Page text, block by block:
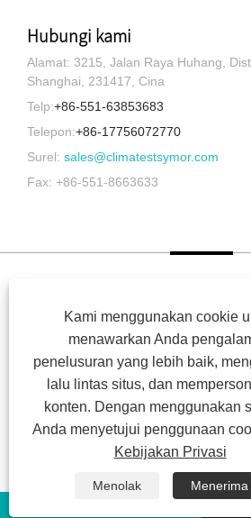
Hubungi kami
Alamat: 3215, Jalan Raya Huhang,
Shanghai, 231417, Cina
Telp:+86-551-63853683
Telepon:+86-17756072770
Surel: sales@climatestsymor.com
Fax: +86-551-8663633
Hak Cipta © 2022 Symor Instrument
Lingkungan, Kabinet Kering Elektronik,
Dipercepat Semua Hak
RUMAH TENTANG KAMI
MENGIRIMKAN PERMINTAAN
SITEMAP
RSS XML
Kami menggunakan cookie
menawarkan Anda
penelusuran yang lebih baik,
lalu lintas situs, dan
konten. Dengan menggunakan
Anda menyetujui penggunaan
Kebijakan Privasi
Menolak
Menerima